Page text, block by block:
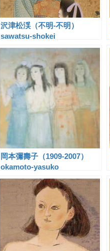
沢津松渓（不明-不明）
sawatsu-shokei
岡本彌壽子（1909-2007）
okamoto-yasuko